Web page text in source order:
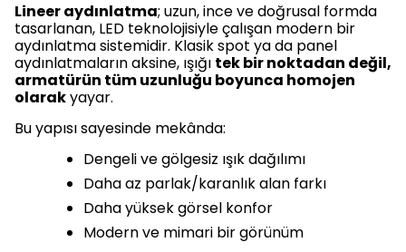
Lineer aydınlatma; uzun, ince ve doğrusal formda
tasarlanan, LED teknolojisiyle çalışan modern bir
aydınlatma sistemidir. Klasik spot ya da panel
aydınlatmaların aksine, ışığı tek bir noktadan değil,
armatürün tüm uzunluğu boyunca homojen
olarakyayar.
Bu yapısı sayesinde mekânda:
Dengeli ve gölgesiz ışık dağılımı
Daha az parlak/karanlık alan farkı
Daha yüksek görsel konfor
Modern ve mimari bir görünüm